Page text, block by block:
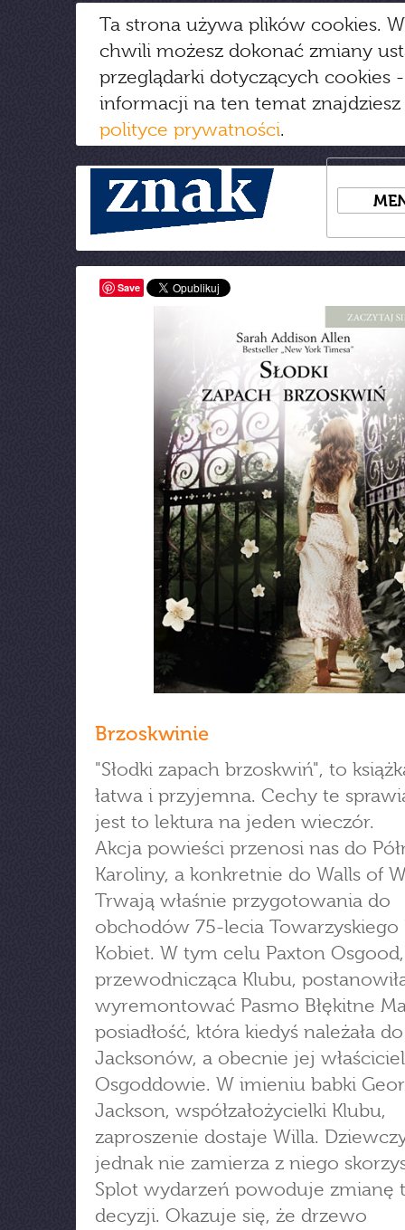
Ta strona używa plików cookies.
chwili możesz dokonać zmiany
przeglądarki dotyczących cookies
informacji na ten temat
polityce prywatności.
Save
Brzoskwinie
"Słodki zapach brzoskwiń", to
łatwa i przyjemna. Cechy te
jest to lektura na jeden wieczór.
Akcja powieści przenosi nas do
Karoliny, a konkretnie do Walls of
Trwają właśnie przygotowania do
obchodów 75-lecia Towarzyskiego
Kobiet. W tym celu Paxton
przewodnicząca Klubu,
wyremontować Pasmo Błękitne
posiadłość, która kiedyś należała
Jacksonów, a obecnie jej
Osgoddowie. W imieniu babki
Jackson, współzałożycielki Klubu,
zaproszenie dostaje Willa.
jednak nie zamierza z niego
Splot wydarzeń powoduje zmianę
decyzji. Okazuje się, że drzewo